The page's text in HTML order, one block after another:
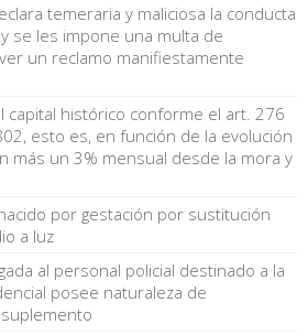
temeraria y maliciosa la conducta
se les impone una multa de
un reclamo manifiestamente
capital histórico conforme el art. 276
esto es, en función de la evolución
más un 3% mensual desde la mora y
por gestación por sustitución
a luz
al personal policial destinado a la
posee naturaleza de